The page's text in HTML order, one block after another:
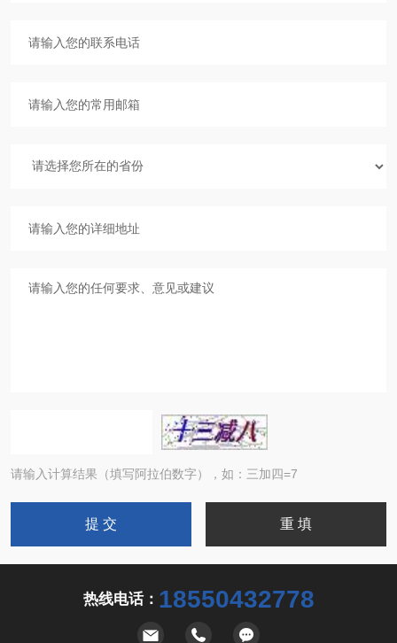
请输入计算结果（填写阿拉伯数字），如：三加四=7
热线电话： 18550432778